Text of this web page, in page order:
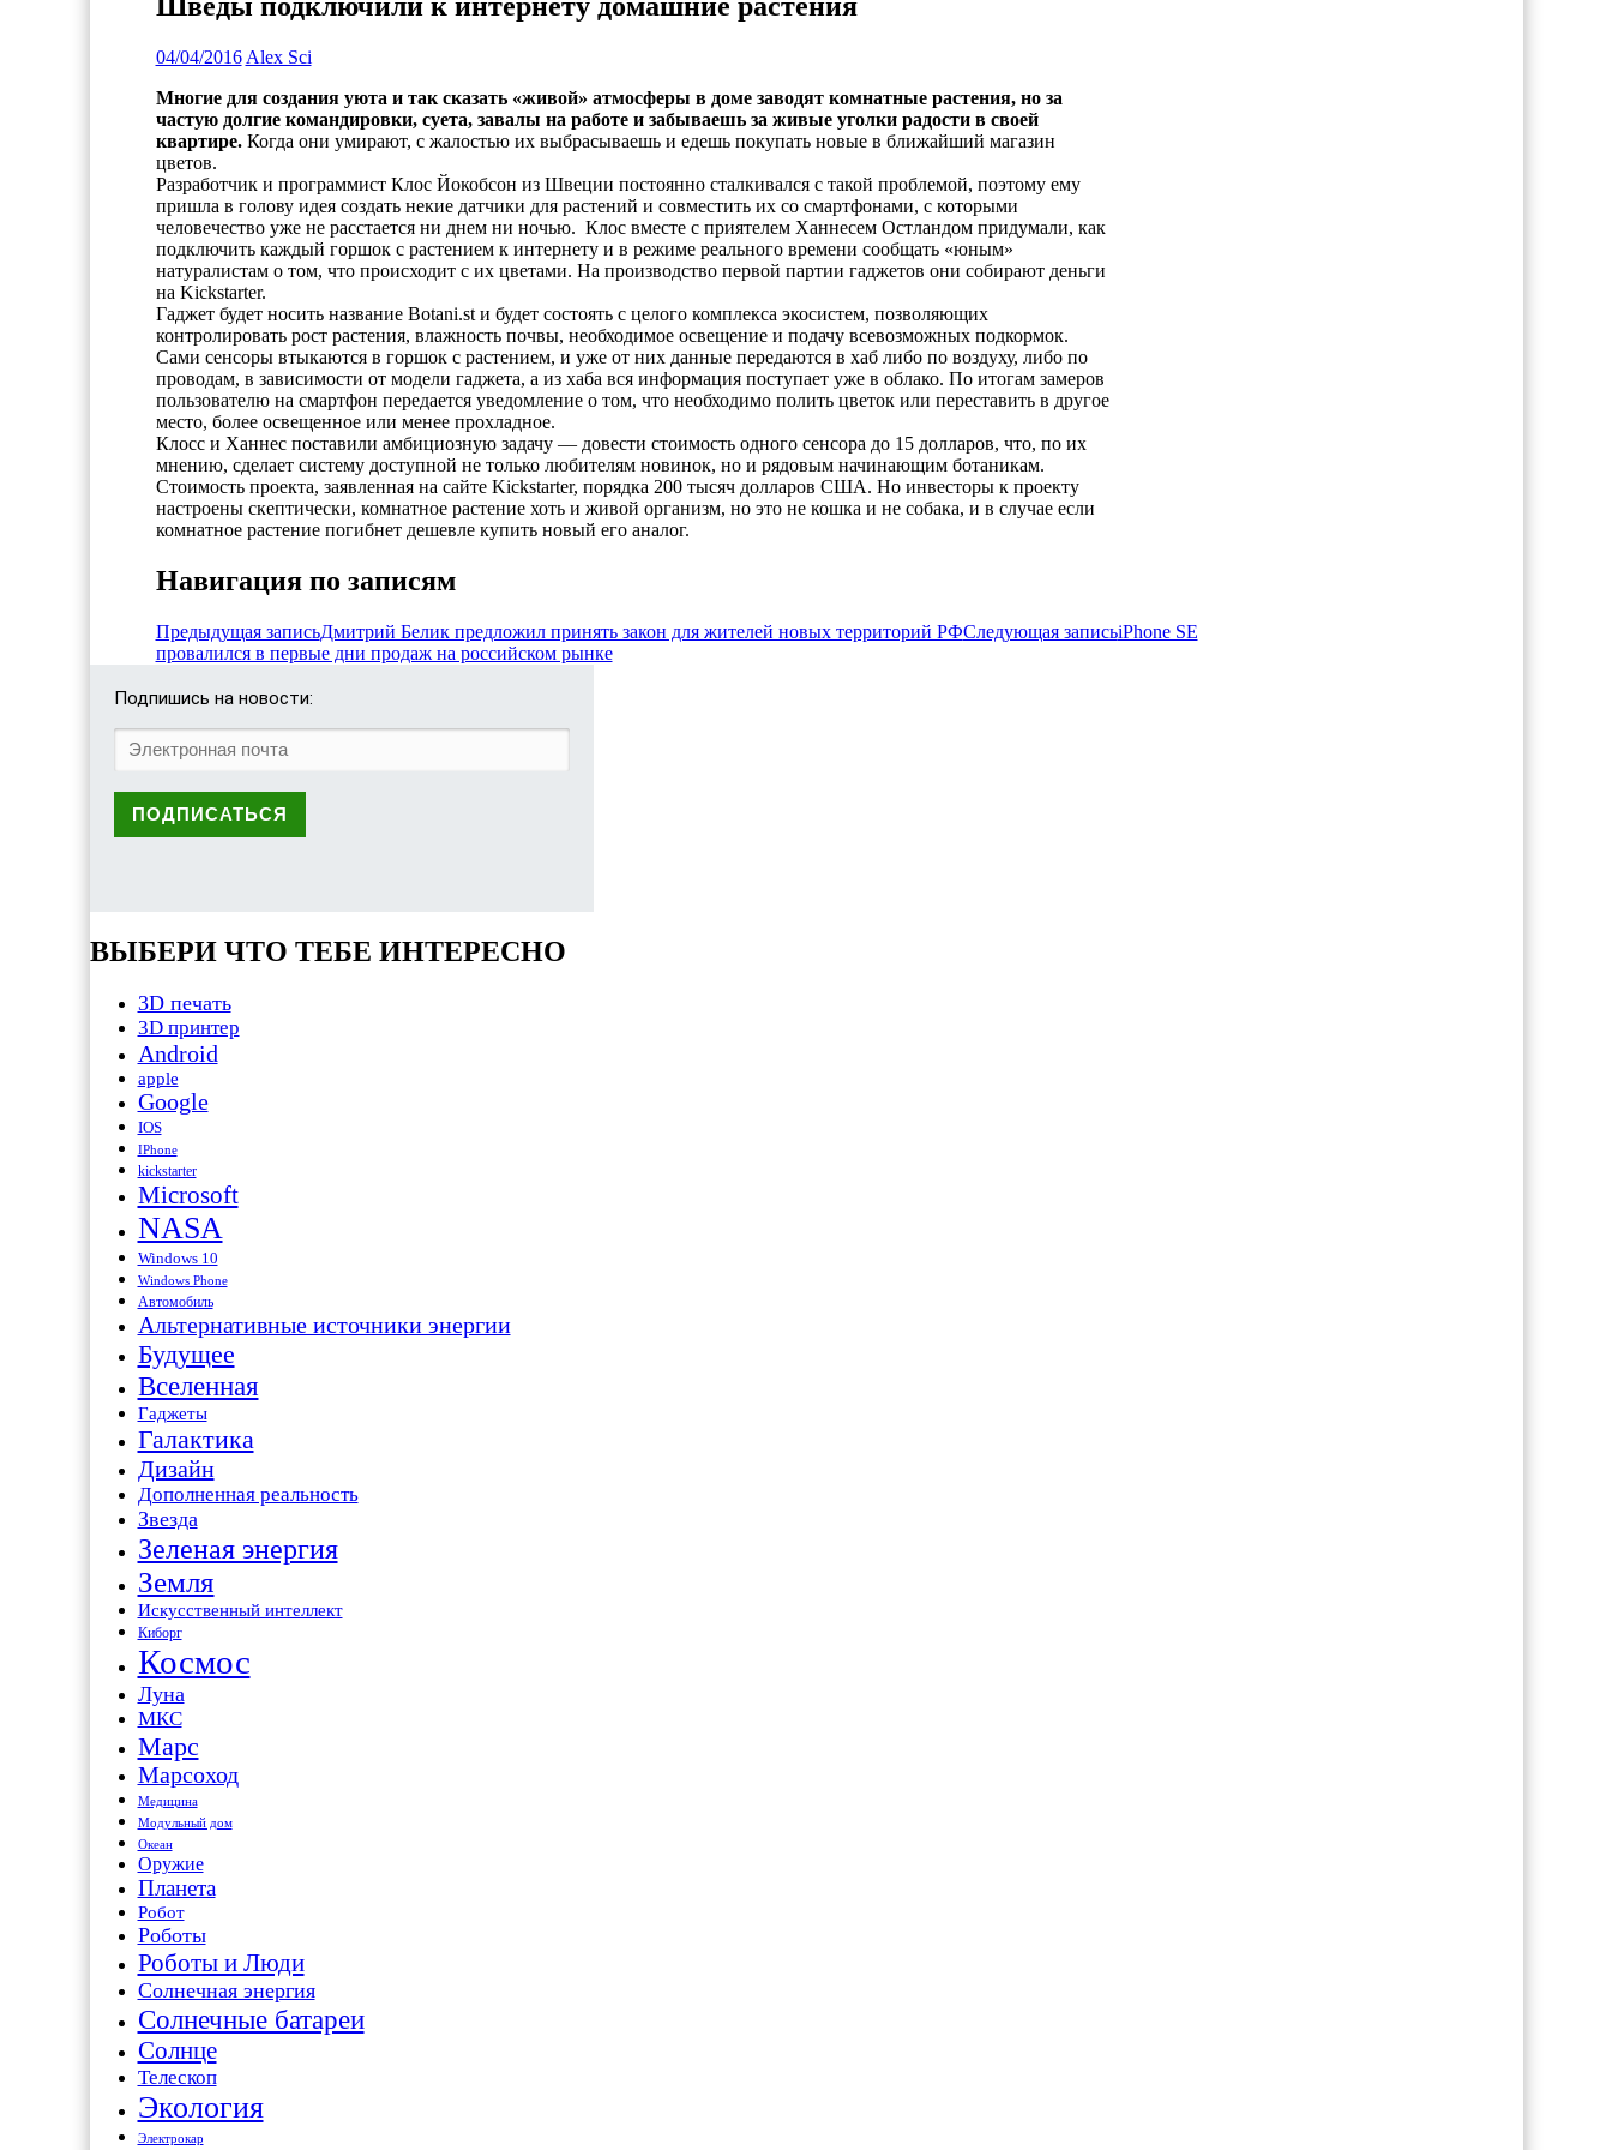
04/04/2016 Alex Sci
Многие для создания уюта и так сказать «живой» атмосферы в доме заводят комнатные растения, но за
частую долгие командировки, суета, завалы на работе и забываешь за живые уголки радости в своей
квартире.Когда они умирают, с жалостью их выбрасываешь и едешь покупать новые в ближайший магазин
цветов.
Разработчик и программист Клос Йокобсон из Швеции постоянно сталкивался с такой проблемой, поэтому ему
пришла в голову идея создать некие датчики для растений и совместить их со смартфонами, с которыми
человечество уже не расстается ни днем ни ночью. Клосвместе с приятелем Ханнесем Остландомпридумали, как
подключить каждый горшок с растением к интернету и в режиме реального времени сообщать «юным»
натуралистам о том, что происходит с их цветами. На производство первой партии гаджетов они собирают деньги
на Kickstarter.
Гаджет будет носить название Botani.stи будет состоять с целого комплекса экосистем, позволяющих
контролировать рост растения, влажность почвы, необходимое освещение и подачу всевозможных подкормок.
Сами сенсоры втыкаются в горшок с растением, и уже от них данные передаются в хаблибо по воздуху, либо по
проводам, в зависимости от модели гаджета, а из хаба вся информация поступает уже в облако. По итогам замеров
пользователю на смартфон передается уведомление о том, что необходимо полить цветок или переставить в другое
место, более освещенное или менее прохладное.
Клосси Ханнеспоставили амбициозную задачу — довести стоимость одного сенсора до 15 долларов, что, по их
мнению, сделает систему доступной не только любителям новинок, но и рядовым начинающим ботаникам.
Стоимость проекта, заявленная на сайте Kickstarter, порядка 200 тысяч долларов США. Но инвесторы к проекту
настроены скептически, комнатное растение хоть и живой организм, но это не кошка и несобака, и в случае если
комнатное растение погибнет дешевле купить новый его аналог.
Навигация по записям
Предыдущая записьДмитрий Белик предложил принять закон для жителей новых территорий РФСледующая записьiPhone SE
провалился в первые дни продаж на российском рынке
Подпишись на новости:
ВЫБЕРИ ЧТО ТЕБЕ ИНТЕРЕСНО
3D печать
3D принтер
Android
apple
Google
IOS
IPhone
kickstarter
Microsoft
NASA
Windows 10
Windows Phone
Автомобиль
Альтернативные источники энергии
Будущее
Вселенная
Гаджеты
Галактика
Дизайн
Дополненная реальность
Звезда
Зеленая энергия
Земля
Искусственный интеллект
Киборг
Космос
Луна
МКС
Марс
Марсоход
Медицина
Модульный дом
Океан
Оружие
Планета
Робот
Роботы
Роботы и Люди
Солнечная энергия
Солнечные батареи
Солнце
Телескоп
Экология
Электрокар